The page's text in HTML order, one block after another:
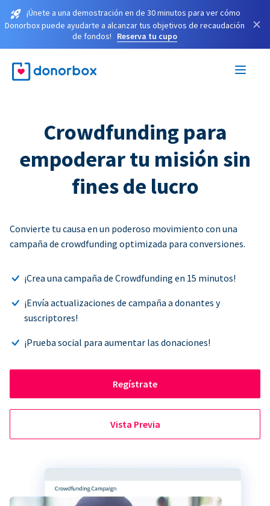
¡Únete a una demostración en de 30 minutos para ver cómo
Donorbox puede ayudarte a alcanzar tus objetivos de recaudación
de fondos!
Reserva tu cupo
×
Crowdfunding para
empoderar tu misión sin
fines de lucro
Convierte tu causa en un poderoso movimiento con una
campaña de crowdfunding optimizada para conversiones.
¡Crea una campaña de Crowdfunding en 15 minutos!
¡Envía actualizaciones de campaña a donantes y
suscriptores!
¡Prueba social para aumentar las donaciones!
Regístrate
Vista Previa